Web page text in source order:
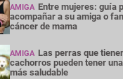
AMIGA Entre mujeres: guía
acompañar a su amiga o
cáncer de mama
AMIGA Las perras que
cachorros pueden tener
más saludable